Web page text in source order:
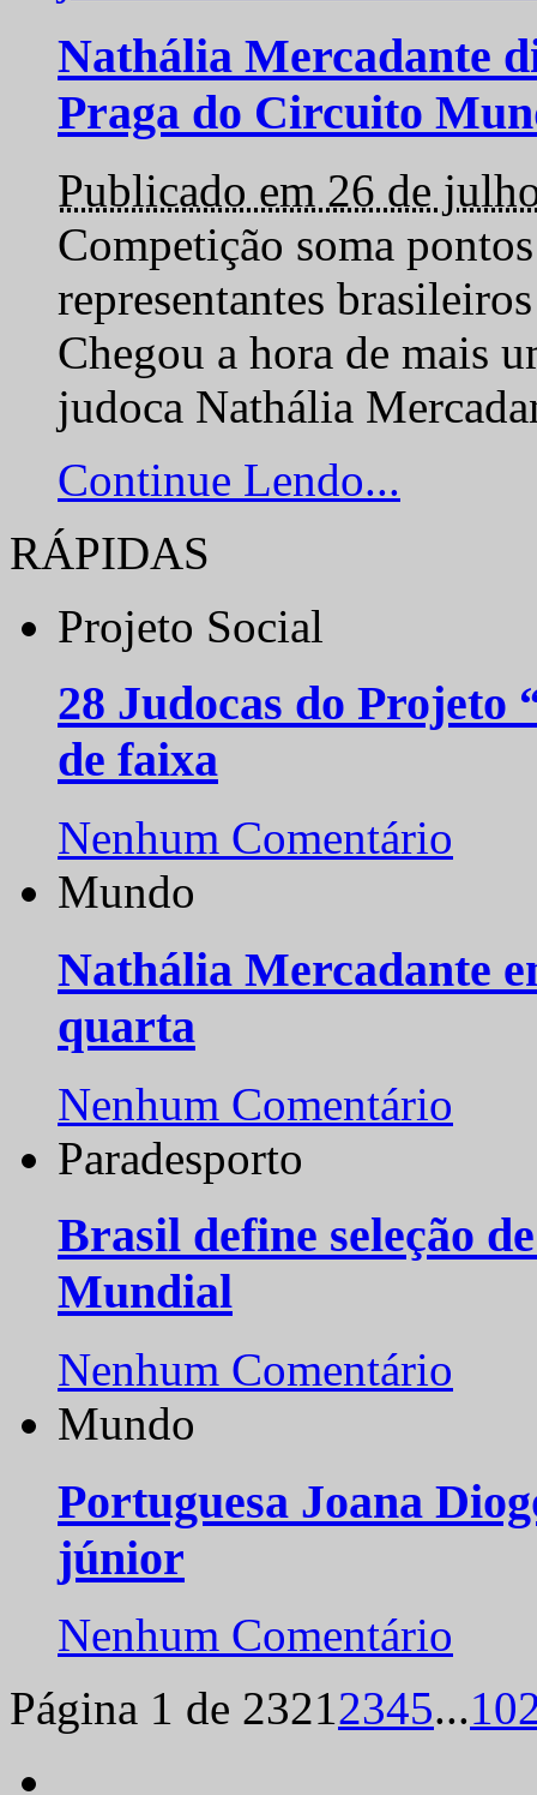
Nathália Mercadante
Praga do Circuito
Publicado em 26 de
Competição soma
representantes
Chegou a hora de mais
judoca Nathália
Continue Lendo...
RÁPIDAS
Projeto Social
28 Judocas do
de faixa
Nenhum Comentário
Mundo
Nathália Mercadante
quarta
Nenhum Comentário
Paradesporto
Brasil define seleção
Mundial
Nenhum Comentário
Mundo
Portuguesa Joana
júnior
Nenhum Comentário
Página 1 de 23212345...10